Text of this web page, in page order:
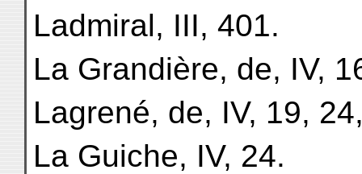
Ladmiral, III, 401.
La Grandière, de, IV,
Lagrené, de, IV, 19,
La Guiche, IV, 24.